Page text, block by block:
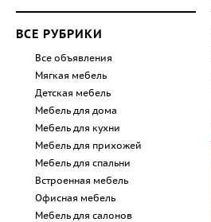
ВСЕ РУБРИКИ
Все объявления
Мягкая мебель
Детская мебель
Мебель для дома
Мебель для кухни
Мебель для прихожей
Мебель для спальни
Встроенная мебель
Офисная мебель
Мебель для салонов